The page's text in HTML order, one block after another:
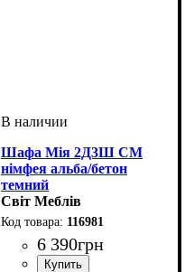
Шафа Мія 2Д3Ш СМ
німфея альба/бетон
темний
Світ Меблів
116981
6 390грн